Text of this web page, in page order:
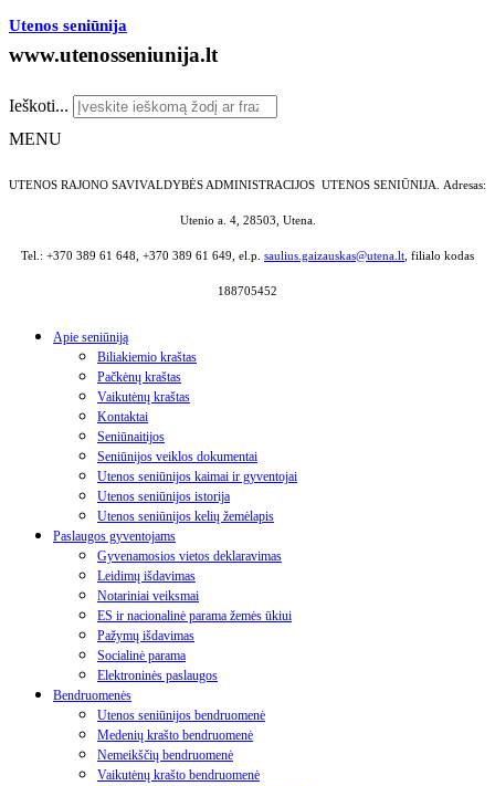
Utenos seniūnija
www.utenosseniunija.lt
Ieškoti...
MENU
UTENOS RAJONO SAVIVALDYBĖS ADMINISTRACIJOS UTENOS SENIŪNIJA. Adresas:
Utenio a. 4, 28503, Utena.
Tel.: +370 389 61 648, +370 389 61 649, el.p. saulius.gaizauskas@utena.lt, filialo kodas
188705452
Apie seniūniją
Biliakiemio kraštas
Pačkėnų kraštas
Vaikutėnų kraštas
Kontaktai
Seniūnaitijos
Seniūnijos veiklos dokumentai
Utenos seniūnijos kaimai ir gyventojai
Utenos seniūnijos istorija
Utenos seniūnijos kelių žemėlapis
Paslaugos gyventojams
Gyvenamosios vietos deklaravimas
Leidimų išdavimas
Notariniai veiksmai
ES ir nacionalinė parama žemės ūkiui
Pažymų išdavimas
Socialinė parama
Elektroninės paslaugos
Bendruomenės
Utenos seniūnijos bendruomenė
Medenių krašto bendruomenė
Nemeikščių bendruomenė
Vaikutėnų krašto bendruomenė